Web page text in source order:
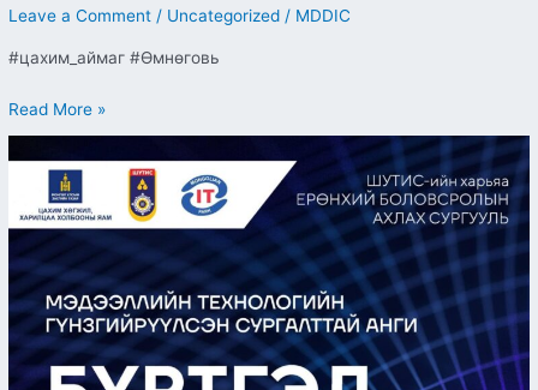
Leave a Comment / Uncategorized / MDDIC
#цахим_аймаг #Өмнөговь
зорилго,
төлөвлөлтийг
санал
солилцлоо
Read More »
технологийн
гүнзгийрүүлсэн
сургалттай
10-
р
ангийн
элсэлт